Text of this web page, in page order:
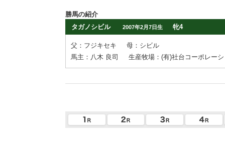
勝馬の紹介
タガノシビル
2007年2月7日生 牝4
父：フジキセキ
母：シビル
馬主：八木 良司
生産牧場：(有)社台コーポレー